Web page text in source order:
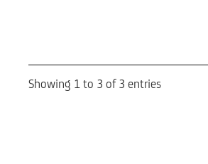
Showing 1 to 3 of 3 entries